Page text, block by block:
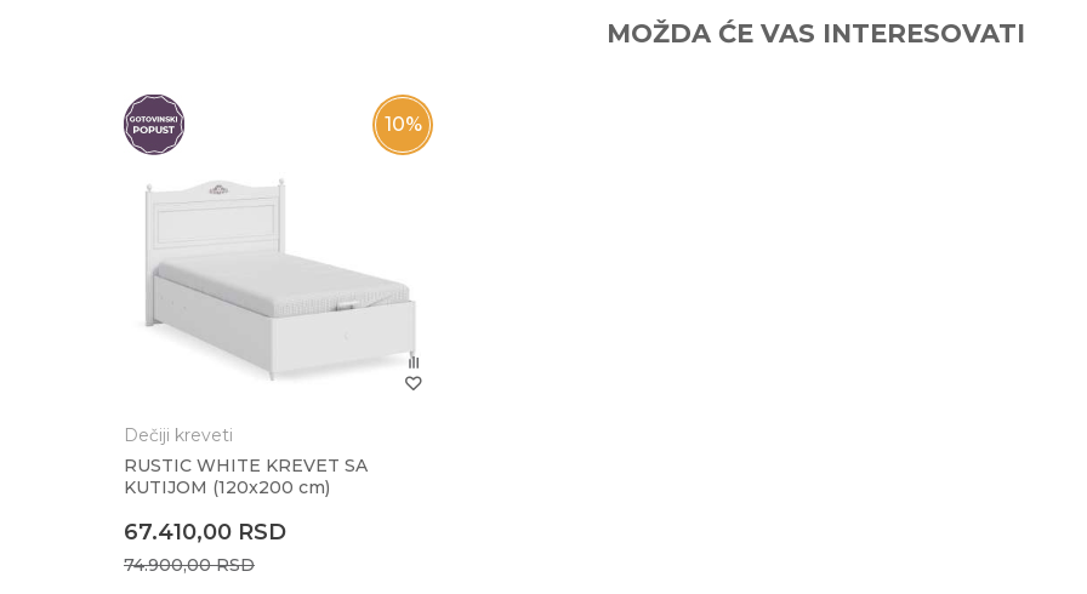
Anti-spam zaštita - izračunajte koliko je 9 - 4 :
MOŽDA ĆE VAS INTERESOVATI
10%
Dečiji kreveti
RUSTIC WHITE KREVET SA
KUTIJOM (120x200 cm)
67.410,00 RSD
74.900,00RSD